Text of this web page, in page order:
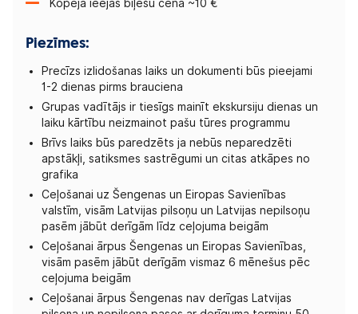
Kopējā ieejas biļešu cena ~10 €
Piezīmes:
Precīzs izlidošanas laiks un dokumenti būs pieejami
1-2 dienas pirms brauciena
Grupas vadītājs ir tiesīgs mainīt ekskursiju dienas un
laiku kārtību neizmainot pašu tūres programmu
Brīvs laiks būs paredzēts ja nebūs neparedzēti
apstākļi, satiksmes sastrēgumi un citas atkāpes no
grafika
Ceļošanai uz Šengenas un Eiropas Savienības
valstīm, visām Latvijas pilsoņu un Latvijas nepilsoņu
pasēm jābūt derīgām līdz ceļojuma beigām
Ceļošanai ārpus Šengenas un Eiropas Savienības,
visām pasēm jābūt derīgām vismaz 6 mēnešus pēc
ceļojuma beigām
Ceļošanai ārpus Šengenas nav derīgas Latvijas